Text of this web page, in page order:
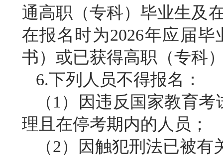
通高职（专科）毕业生及
在报名时为2026年应届
书）或已获得高职（专科
6.下列人员不得报名：
（ 1）因违反国家教育
理且在停考期内的人员；
（2）因触犯刑法已被有